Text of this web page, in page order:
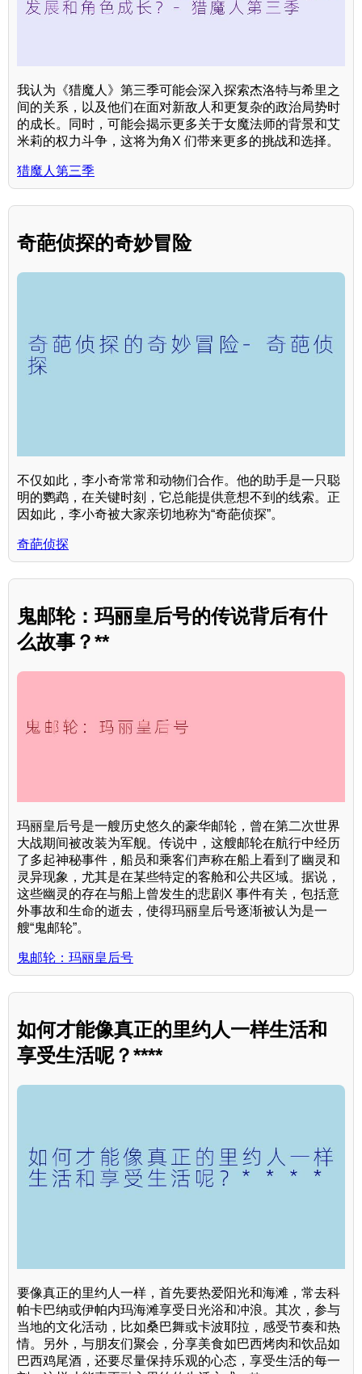
我认为《猎魔人》第三季可能会深入探索杰洛特与希里之
间的关系，以及他们在面对新敌人和更复杂的政治局势时
的成长。同时，可能会揭示更多关于女魔法师的背景和艾
米莉的权力斗争，这将为角X 们带来更多的挑战和选择。
猎魔人第三季
奇葩侦探的奇妙冒险
不仅如此，李小奇常常和动物们合作。他的助手是一只聪
明的鹦鹉，在关键时刻，它总能提供意想不到的线索。正
因如此，李小奇被大家亲切地称为“奇葩侦探”。
奇葩侦探
鬼邮轮：玛丽皇后号的传说背后有什
么故事？**
玛丽皇后号是一艘历史悠久的豪华邮轮，曾在第二次世界
大战期间被改装为军舰。传说中，这艘邮轮在航行中经历
了多起神秘事件，船员和乘客们声称在船上看到了幽灵和
灵异现象，尤其是在某些特定的客舱和公共区域。据说，
这些幽灵的存在与船上曾发生的悲剧X 事件有关，包括意
外事故和生命的逝去，使得玛丽皇后号逐渐被认为是一
艘“鬼邮轮”。
鬼邮轮：玛丽皇后号
如何才能像真正的里约人一样生活和
享受生活呢？****
要像真正的里约人一样，首先要热爱阳光和海滩，常去科
帕卡巴纳或伊帕内玛海滩享受日光浴和冲浪。其次，参与
当地的文化活动，比如桑巴舞或卡波耶拉，感受节奏和热
情。另外，与朋友们聚会，分享美食如巴西烤肉和饮品如
巴西鸡尾酒，还要尽量保持乐观的心态，享受生活的每一